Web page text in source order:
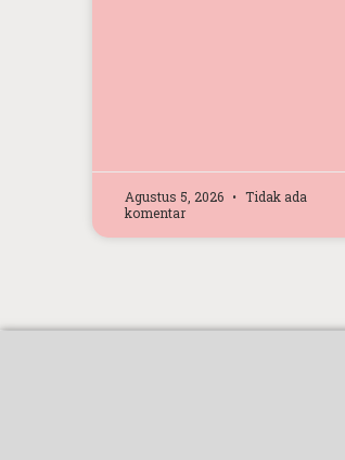
Agustus 5, 2026
Tidak ada
komentar